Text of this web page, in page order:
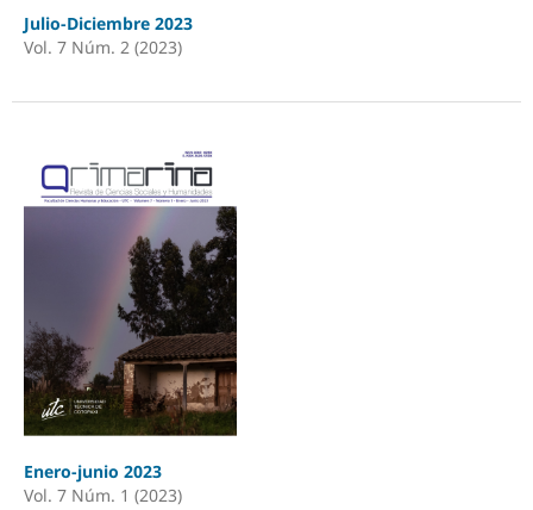
Julio-Diciembre 2023
Vol. 7 Núm. 2 (2023)
Enero-junio 2023
Vol. 7 Núm. 1 (2023)